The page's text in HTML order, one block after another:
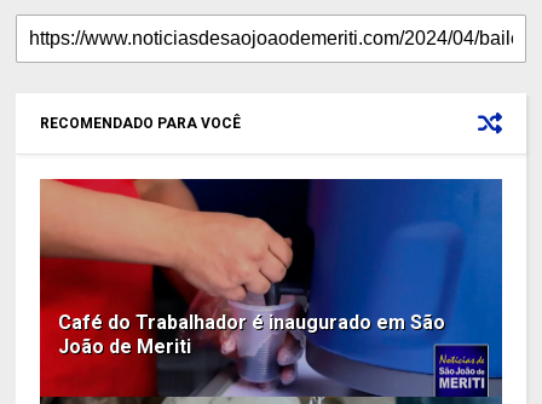
RECOMENDADO PARA VOCÊ
Café do Trabalhador é inaugurado em São
João de Meriti